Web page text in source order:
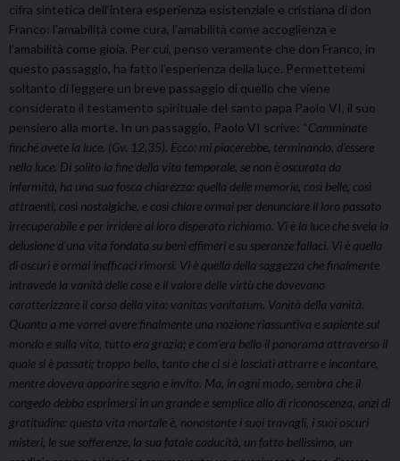
cifra sintetica dell’intera esperienza esistenziale e cristiana di don
Franco: l’amabilità come cura, l’amabilità come accoglienza e
l’amabilità come gioia. Per cui, penso veramente che don Franco, in
questo passaggio, ha fatto l’esperienza della luce. Permettetemi
soltanto di leggere un breve passaggio di quello che viene
considerato il testamento spirituale del santo papa Paolo VI, il suo
pensiero alla morte. In un passaggio, Paolo VI scrive: “Camminate
finché avete la luce. (Gv. 12,35). Ecco: mi piacerebbe, terminando, d’essere
nella luce. Di solito la fine della vita temporale, se non è oscurata da
infermità, ha una sua fosca chiarezza: quella delle memorie, così belle, così
attraenti, così nostalgiche, e così chiare ormai per denunciare il loro passato
irrecuperabile e per irridere al loro disperato richiamo. Vi è la luce che svela la
delusione d’una vita fondata su beni effimeri e su speranze fallaci. Vi è quella
di oscuri e ormai inefficaci rimorsi. Vi è quella della saggezza che finalmente
intravede la vanità delle cose e il valore delle virtù che dovevano
caratterizzare il corso della vita: vanitas vanitatum. Vanità della vanità.
Quanto a me vorrei avere finalmente una nozione riassuntiva e sapiente sul
mondo e sulla vita, tutto era grazia; e com’era bello il panorama attraverso il
quale si è passati; troppo bello, tanto che ci si è lasciati attrarre e incantare,
mentre doveva apparire segno e invito. Ma, in ogni modo, sembra che il
congedo debba esprimersi in un grande e semplice allo di riconoscenza, anzi di
gratitudine: questa vita mortale è, nonostante i suoi travagli, i suoi oscuri
misteri, le sue sofferenze, la sua fatale caducità, un fatto bellissimo, un